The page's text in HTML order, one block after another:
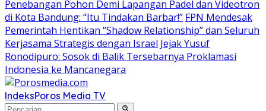
Penebangan Pohon Demi Lapangan Padel dan Videotron
di Kota Bandung: “Itu Tindakan Barbar!” FPN Mendesak
Pemerintah Hentikan “Shadow Relationship” dan Seluruh
Kerjasama Strategis dengan Israel Jejak Yusuf
Ronodipuro: Sosok di Balik Tersebarnya Proklamasi
Indonesia ke Mancanegara
IndeksPoros Media TV